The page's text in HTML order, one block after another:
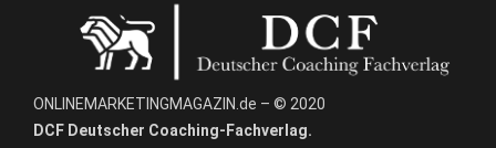
ONLINEMARKETINGMAGAZIN.de – © 2020
DCF Deutscher Coaching-Fachverlag.